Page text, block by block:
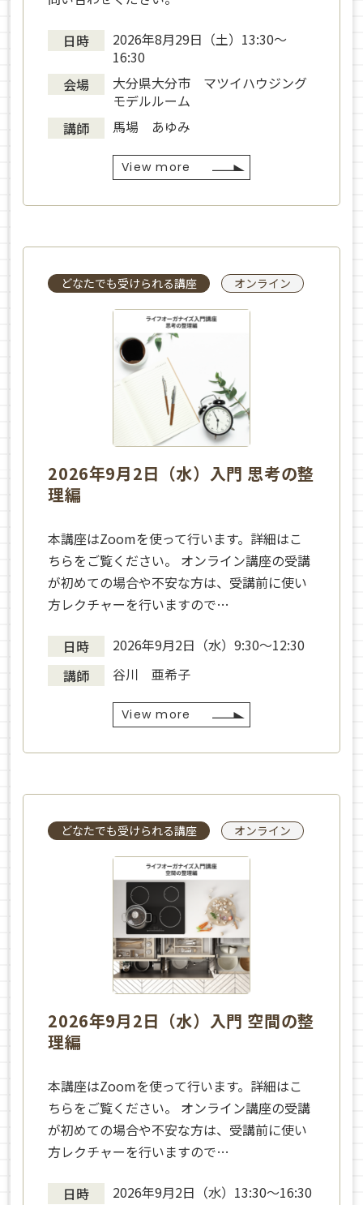
日時
2026年8月29日（土）13:30〜
16:30
会場
大分県大分市 マツイハウジング
モデルルーム
講師
馬場 あゆみ
View more
どなたでも受けられる講座 オンライン
2026年9月2日（水）入門 思考の整
理編
本講座はZoomを使って行います。詳細はこ
ちらをご覧ください。 オンライン講座の受講
が初めての場合や不安な方は、受講前に使い
方レクチャーを行いますので…
日時
2026年9月2日（水）9:30～12:30
講師
谷川 亜希子
View more
どなたでも受けられる講座 オンライン
2026年9月2日（水）入門 空間の整
理編
本講座はZoomを使って行います。詳細はこ
ちらをご覧ください。 オンライン講座の受講
が初めての場合や不安な方は、受講前に使い
方レクチャーを行いますので…
日時
2026年9月2日（水）13:30～16:30